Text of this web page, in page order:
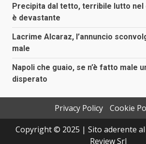
Precipita dal tetto, terribile lutto nel
è devastante
Lacrime Alcaraz, l’annuncio
male
Napoli che guaio, se n’è fatto male
disperato
Privacy Policy
Cookie
Copyright © 2025 | Sito aderente
Review Srl